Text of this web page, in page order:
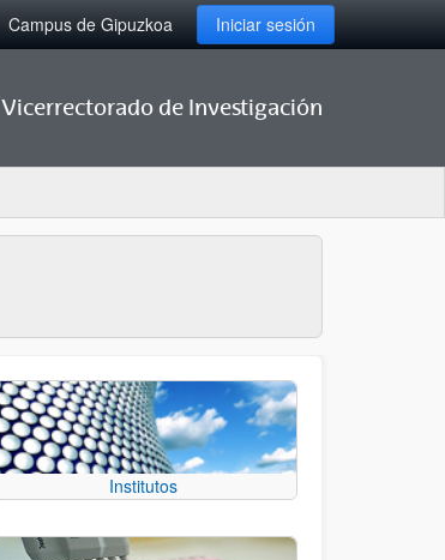
Campus de Gipuzkoa Iniciar sesión
Vicerrectorado de Investigación
Institutos